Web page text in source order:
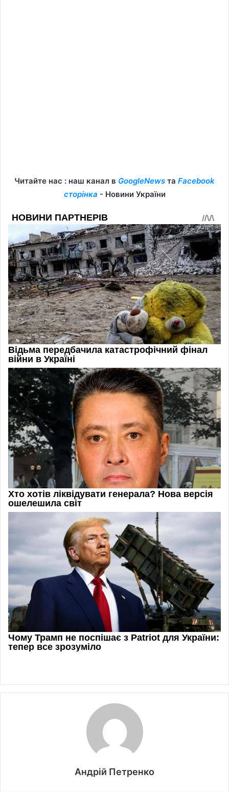
Читайте нас : наш канал в GoogleNews та Facebook
сторінка - Новини України
Андрій Петренко